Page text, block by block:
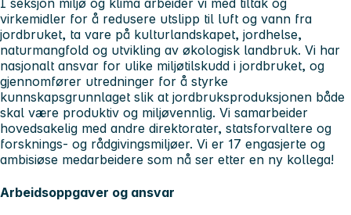
I seksjon miljø og klima arbeider vi med tiltak og
virkemidler for å redusere utslipp til luft og vann fra
jordbruket, ta vare på kulturlandskapet, jordhelse,
naturmangfold og utvikling av økologisk landbruk. Vi har
nasjonalt ansvar for ulike miljøtilskudd i jordbruket, og
gjennomfører utredninger for å styrke
kunnskapsgrunnlaget slik at jordbruksproduksjonen både
skal være produktiv og miljøvennlig. Vi samarbeider
hovedsakelig med andre direktorater, statsforvaltere og
forsknings- og rådgivingsmiljøer. Vi er 17 engasjerte og
ambisiøse medarbeidere som nå ser etter en ny kollega!
Arbeidsoppgaver og ansvar